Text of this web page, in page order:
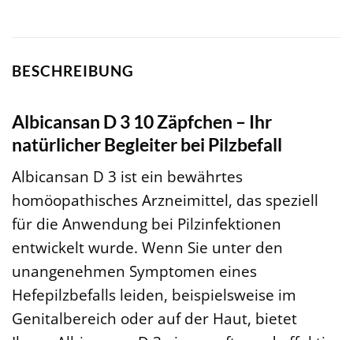
BESCHREIBUNG
Albicansan D 3 10 Zäpfchen – Ihr
natürlicher Begleiter bei Pilzbefall
Albicansan D 3 ist ein bewährtes
homöopathisches Arzneimittel, das speziell
für die Anwendung bei Pilzinfektionen
entwickelt wurde. Wenn Sie unter den
unangenehmen Symptomen eines
Hefepilzbefalls leiden, beispielsweise im
Genitalbereich oder auf der Haut, bietet